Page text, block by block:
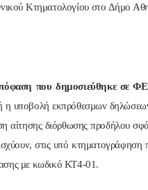
Κτηματολογίου στο Δήμο
που δημοσιεύθηκε σε
η υποβολή εκπρόθεσμων
αίτησης διόρθωσης προδήλου
στις υπό κτηματογράφηση
με κωδικό ΚΤ4-01.